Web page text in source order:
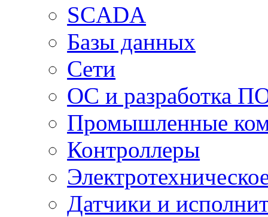
SCADA
Базы данных
Сети
ОС и разработка
Промышленные
Контроллеры
Датчики и